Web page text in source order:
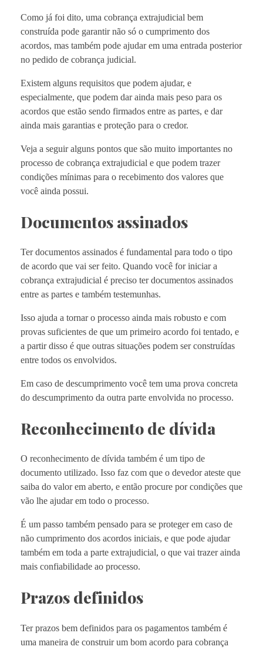
Como já foi dito, uma cobrança extrajudicial bem
construída pode garantir não só o cumprimento dos
acordos, mas também pode ajudar em uma entrada posterior
no pedido de cobrança judicial.
Existem alguns requisitos que podem ajudar, e
especialmente, que podem dar ainda mais peso para os
acordos que estão sendo firmados entre as partes, e dar
ainda mais garantias e proteção para o credor.
Veja a seguir alguns pontos que são muito importantes no
processo de cobrança extrajudicial e que podem trazer
condições mínimas para o recebimento dos valores que
você ainda possui.
Documentos assinados
Ter documentos assinados é fundamental para todo o tipo
de acordo que vai ser feito. Quando você for iniciar a
cobrança extrajudicial é preciso ter documentos assinados
entre as partes e também testemunhas.
Isso ajuda a tornar o processo ainda mais robusto e com
provas suficientes de que um primeiro acordo foi tentado, e
a partir disso é que outras situações podem ser construídas
entre todos os envolvidos.
Em caso de descumprimento você tem uma prova concreta
do descumprimento da outra parte envolvida no processo.
Reconhecimento de dívida
O reconhecimento de dívida também é um tipo de
documento utilizado. Isso faz com que o devedor ateste que
saiba do valor em aberto, e então procure por condições que
vão lhe ajudar em todo o processo.
É um passo também pensado para se proteger em caso de
não cumprimento dos acordos iniciais, e que pode ajudar
também em toda a parte extrajudicial, o que vai trazer ainda
mais confiabilidade ao processo.
Prazos definidos
Ter prazos bem definidos para os pagamentos também é
uma maneira de construir um bom acordo para cobrança